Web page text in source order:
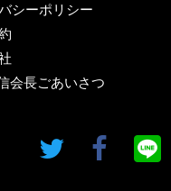
シーポリシー
会長ごあいさつ